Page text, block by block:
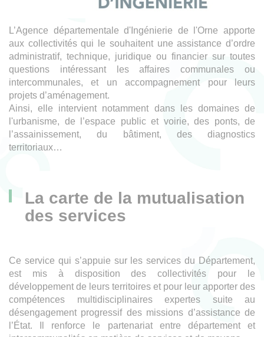
L’Agence départementale d'Ingénierie de l'Orne apporte
aux collectivités qui le souhaitent une assistance d’ordre
administratif, technique, juridique ou financier sur toutes
questions intéressant les affaires communales ou
intercommunales, et un accompagnement pour leurs
projets d’aménagement.
Ainsi, elle intervient notamment dans les domaines de
l'urbanisme, de l’espace public et voirie, des ponts, de
l’assainissement, du bâtiment, des diagnostics
territoriaux…
La carte de la mutualisation
des services
Ce service qui s’appuie sur les services du Département,
est mis à disposition des collectivités pour le
développement de leurs territoires et pour leur apporter des
compétences multidisciplinaires expertes suite au
désengagement progressif des missions d’assistance de
l’État. Il renforce le partenariat entre département et